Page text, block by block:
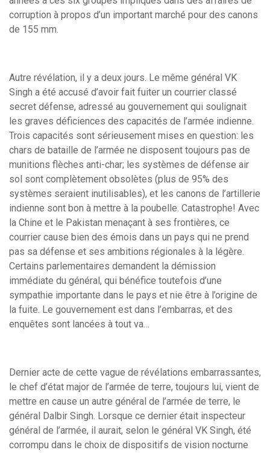
corruption à propos d’un important marché pour des canons
de 155 mm.
Autre révélation, il y a deux jours. Le même général VK
Singh a été accusé d’avoir fait fuiter un courrier classé
secret défense, adressé au gouvernement qui soulignait
les graves déficiences des capacités de l’armée indienne.
Trois capacités sont sérieusement mises en question: les
chars de bataille de l’armée ne disposent toujours pas de
munitions flèches anti-char; les systèmes de défense air
sol sont complètement obsolètes (plus de 95% des
systèmes seraient inutilisables), et les canons de l’artillerie
indienne sont bon à mettre à la poubelle. Catastrophe! Avec
la Chine et le Pakistan menaçant à ses frontières, ce
courrier cause bien des émois dans un pays qui ne prend
pas sa défense et ses ambitions régionales à la légère.
Certains parlementaires demandent la démission
immédiate du général, qui bénéfice toutefois d’une
sympathie importante dans le pays et nie être à l’origine de
la fuite. Le gouvernement est dans l’embarras, et des
enquêtes sont lancées à tout va…
Dernier acte de cette vague de révélations embarrassantes,
le chef d’état major de l’armée de terre, toujours lui, vient de
mettre en cause un autre général de l’armée de terre, le
général Dalbir Singh. Lorsque ce dernier était inspecteur
général de l’armée, il aurait, selon le général VK Singh, été
corrompu dans le choix de dispositifs de vision nocturne